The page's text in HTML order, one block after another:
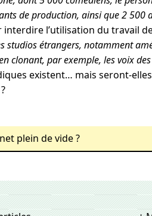
de production, ainsi que 2 500
l’utilisation du travail
studios étrangers, notamment
clonant, par exemple, les voix
existent… mais seront-
plein de vide ?